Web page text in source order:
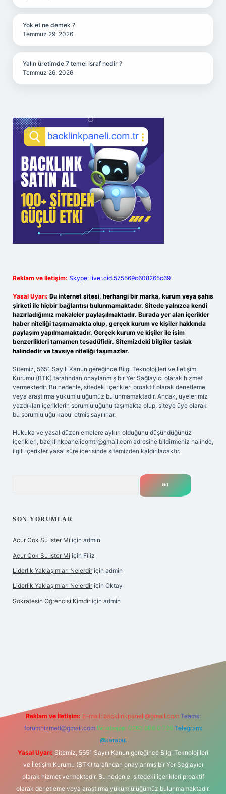
Yok et ne demek ?
Temmuz 29, 2026
Yalın üretimde 7 temel israf nedir ?
Temmuz 26, 2026
Reklam ve İletişim: Skype: live:.cid.575569c608265c69
Yasal Uyarı: Bu internet sitesi, herhangi bir marka, kurum veya şahıs
şirketi ile hiçbir bağlantısı bulunmamaktadır. Sitede yalnızca kendi
hazırladığımız makaleler paylaşılmaktadır. Burada yer alan içerikler
haber niteliği taşımamakta olup, gerçek kurum ve kişiler hakkında
paylaşım yapılmamaktadır. Gerçek kurum ve kişiler ile isim
benzerlikleri tamamen tesadüfidir. Sitemizdeki bilgiler taslak
halindedir ve tavsiye niteliği taşımazlar.
Sitemiz, 5651 Sayılı Kanun gereğince Bilgi Teknolojileri ve İletişim
Kurumu (BTK) tarafından onaylanmış bir Yer Sağlayıcı olarak hizmet
vermektedir. Bu nedenle, sitedeki içerikleri proaktif olarak denetleme
veya araştırma yükümlülüğümüz bulunmamaktadır. Ancak, üyelerimiz
yazdıkları içeriklerin sorumluluğunu taşımakta olup, siteye üye olarak
bu sorumluluğu kabul etmiş sayılırlar.
Hukuka ve yasal düzenlemelere aykırı olduğunu düşündüğünüz
içerikleri, backlinkpanelicomtr@gmail.com adresine bildirmeniz halinde,
ilgili içerikler yasal süre içerisinde sitemizden kaldırılacaktır.
SON YORUMLAR
Acur Cok Su Ister Mi için admin
Acur Cok Su Ister Mi için Filiz
Liderlik Yaklaşımları Nelerdir için admin
Liderlik Yaklaşımları Nelerdir için Oktay
Sokratesin Öğrencisi Kimdir için admin
Reklam ve İletişim: E-mail: backlinkpaneli@gmail.com Teams:
forumhizmeti@gmail.com Whatsapp: 0262 606 0 726 Telegram:
@karabul
Yasal Uyarı: Sitemiz, 5651 Sayılı Kanun gereğince Bilgi Teknolojileri
ve İletişim Kurumu (BTK) tarafından onaylanmış bir Yer Sağlayıcı
olarak hizmet vermektedir. Bu nedenle, sitedeki içerikleri proaktif
olarak denetleme veya araştırma yükümlülüğümüz bulunmamaktadır.